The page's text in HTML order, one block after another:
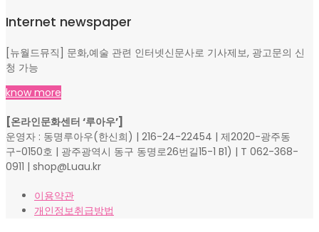
Internet newspaper
[뉴월드뮤직] 문화,예술 관련 인터넷신문사로 기사제보, 광고문의 신
청 가능
know more
[온라인문화센터 ‘루아우’]
운영자 : 동명루아우(한신희) | 216-24-22454 | 제2020-광주동
구-0150호 | 광주광역시 동구 동명로26번길15-1 B1) | T 062-368-
0911 | shop@Luau.kr
이용약관
개인정보취급방법